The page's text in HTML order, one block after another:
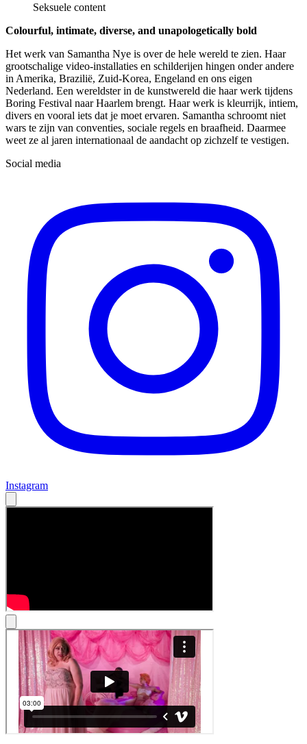
Seksuele content
Colourful, intimate, diverse, and unapologetically bold
Het werk van Samantha Nye is over de hele wereld te zien. Haar
grootschalige video-installaties en schilderijen hingen onder andere
in Amerika, Brazilië, Zuid-Korea, Engeland en ons eigen
Nederland. Een wereldster in de kunstwereld die haar werk tijdens
Boring Festival naar Haarlem brengt. Haar werk is kleurrijk, intiem,
divers en vooral iets dat je moet ervaren. Samantha schroomt niet
wars te zijn van conventies, sociale regels en braafheid. Daarmee
weet ze al jaren internationaal de aandacht op zichzelf te vestigen.
Social media
Instagram